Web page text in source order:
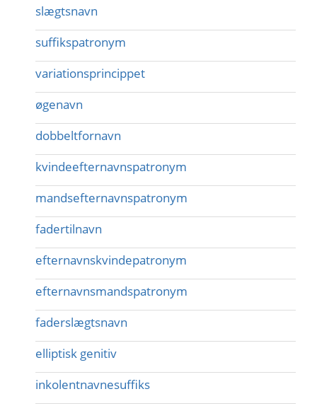
slægtsnavn
suffikspatronym
variationsprincippet
øgenavn
dobbeltfornavn
kvindeefternavnspatronym
mandsefternavnspatronym
fadertilnavn
efternavnskvindepatronym
efternavnsmandspatronym
faderslægtsnavn
elliptisk genitiv
inkolentnavnesuffiks